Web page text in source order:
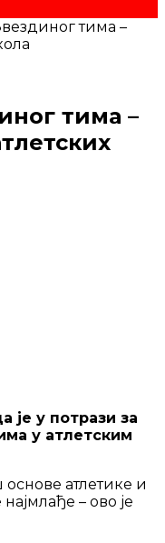
тима –
тима –
је у потрази за
у атлетским
атлетике и
– ово је